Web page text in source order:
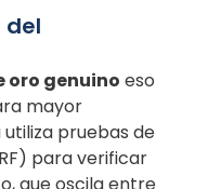
del
oro genuino eso
mayor
pruebas de
para verificar